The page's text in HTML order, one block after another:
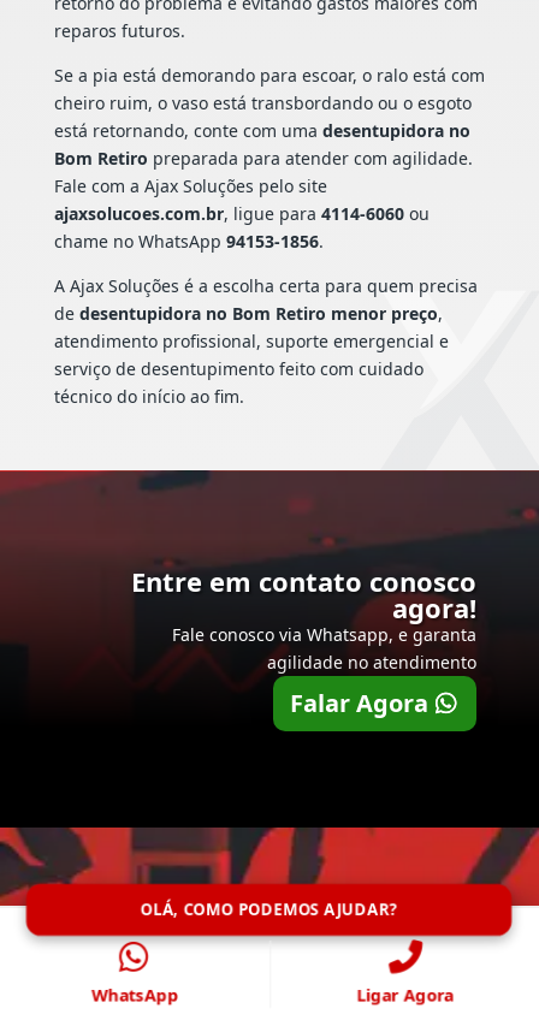
reparos futuros.
Se a pia está demorando para escoar, o ralo está com
cheiro ruim, o vaso está transbordando ou o esgoto
está retornando, conte com uma desentupidora no
Bom Retiro preparada para atender com agilidade.
Fale com a Ajax Soluções pelo site
ajaxsolucoes.com.br, ligue para 4114-6060ou
chame no WhatsApp 94153-1856.
A Ajax Soluções é a escolha certa para quem precisa
de desentupidora no Bom Retiro menor preço,
atendimento profissional, suporte emergencial e
serviço de desentupimento feito com cuidado
técnico do início ao fim.
Entre em contato conosco
agora!
Fale conosco via Whatsapp, e garanta
agilidade no atendimento
Falar Agora
OLÁ, COMO PODEMOS AJUDAR?
WhatsApp Ligar Agora